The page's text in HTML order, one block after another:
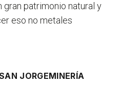
gran patrimonio natural y
eso no metales
JORGEMINERÍA